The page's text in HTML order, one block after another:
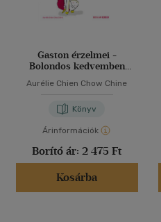
Gaston érzelmei -
Bolondos kedvemben
Aurélie Chien Chow Chine
Könyv
Árinformációk
Borító ár: 2 475 Ft
Kosárba